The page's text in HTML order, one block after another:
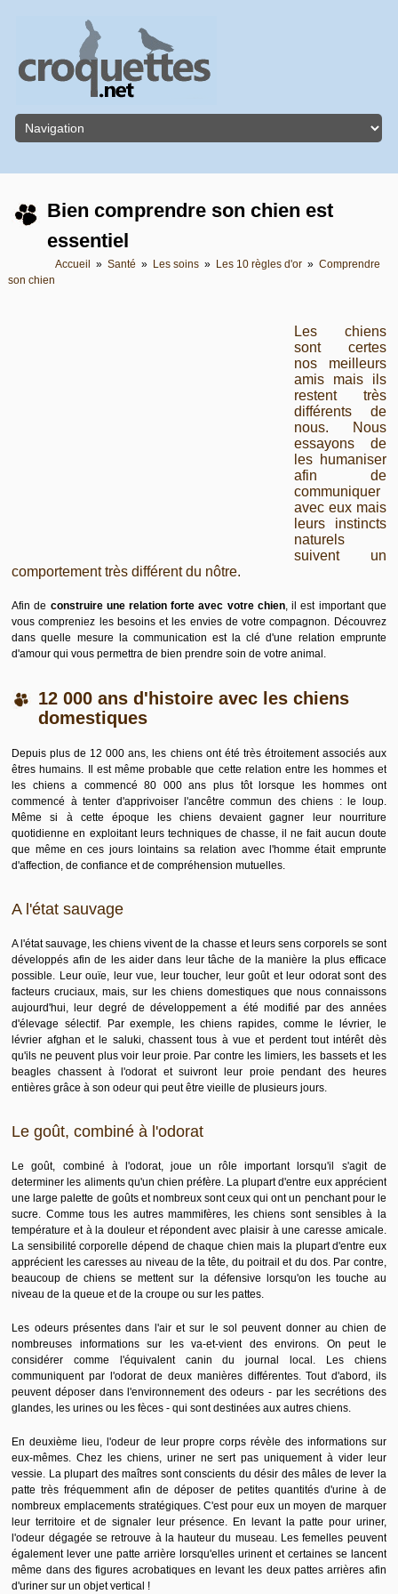
Bien comprendre son chien est
essentiel
Accueil » Santé » Les soins » Les 10 règles d'or » Comprendre
son chien
Les chiens
sont certes
nos meilleurs
amis mais ils
restent très
différents de
nous. Nous
essayons de
les humaniser
afin de
communiquer
avec eux mais
leurs instincts
naturels
suivent un
comportement très différent du nôtre.
Afin de construire une relation forte avec votre chien, il est important que
vous compreniez les besoins et les envies de votre compagnon. Découvrez
dans quelle mesure la communication est la clé d'une relation emprunte
d'amour qui vous permettra de bien prendre soin de votre animal .
12 000 ans d'histoire avec les chiens
domestiques
Depuis plus de 12 000 ans, les chiens ont été très étroitement associés aux
êtres humains. Il est même probable que cette relation entre les hommes et
les chiens a commencé 80 000 ans plus tôt lorsque les hommes ont
commencé à tenter d'apprivoiser l'ancêtre commun des chiens : le loup.
Même si à cette époque les chiens devaient gagner leur nourriture
quotidienne en exploitant leurs techniques de chasse, il ne fait aucun doute
que même en ces jours lointains sa relation avec l'homme était emprunte
d'affection, de confiance et de compréhension mutuelles.
A l'état sauvage
A l'état sauvage, les chiens vivent de la chasse et leurs sens corporels se sont
développés afin de les aider dans leur tâche de la manière la plus efficace
possible. Leur ouïe, leur vue, leur toucher, leur goût et leur odorat sont des
facteurs cruciaux, mais, sur les chiens domestiques que nous connaissons
aujourd'hui, leur degré de développement a été modifié par des années
d'élevage sélectif. Par exemple, les chiens rapides, comme le lévrier, le
lévrier afghan et le saluki, chassent tous à vue et perdent tout intérêt dès
qu'ils ne peuvent plus voir leur proie. Par contre les limiers, les bassets et les
beagles chassent à l'odorat et suivront leur proie pendant des heures
entières grâce à son odeur qui peut être vieille de plusieurs jours.
Le goût, combiné à l'odorat
Le goût, combiné à l'odorat, joue un rôle important lorsqu'il s'agit de
determiner les aliments qu'un chien préfère. La plupart d'entre eux apprécient
une large palette de goûts et nombreux sont ceux qui ont un penchant pour le
sucre. Comme tous les autres mammifères, les chiens sont sensibles à la
température et à la douleur et répondent avec plaisir à une caresse amicale.
La sensibilité corporelle dépend de chaque chien mais la plupart d'entre eux
apprécient les caresses au niveau de la tête, du poitrail et du dos. Par contre,
beaucoup de chiens se mettent sur la défensive lorsqu'on les touche au
niveau de la queue et de la croupe ou sur les pattes.
Les odeurs présentes dans l'air et sur le sol peuvent donner au chien de
nombreuses informations sur les va-et-vient des environs. On peut le
considérer comme l'équivalent canin du journal local. Les chiens
communiquent par l'odorat de deux manières différentes. Tout d'abord, ils
peuvent déposer dans l'environnement des odeurs - par les secrétions des
glandes, les urines ou les fèces - qui sont destinées aux autres chiens.
En deuxième lieu, l'odeur de leur propre corps révèle des informations sur
eux-mêmes. Chez les chiens, uriner ne sert pas uniquement à vider leur
vessie. La plupart des maîtres sont conscients du désir des mâles de lever la
patte très fréquemment afin de déposer de petites quantités d'urine à de
nombreux emplacements stratégiques. C'est pour eux un moyen de marquer
leur territoire et de signaler leur présence. En levant la patte pour uriner,
l'odeur dégagée se retrouve à la hauteur du museau. Les femelles peuvent
également lever une patte arrière lorsqu'elles urinent et certaines se lancent
même dans des figures acrobatiques en levant les deux pattes arrières afin
d'uriner sur un objet vertical !